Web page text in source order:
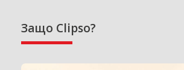
Защо Clipso?